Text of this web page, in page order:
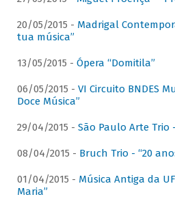
20/05/2015 - Madrigal
tua música”
13/05/2015 - Ópera “Domitila”
06/05/2015 - VI Circuito BNDES
Doce Música”
29/04/2015 - São Paulo Arte Trio
08/04/2015 - Bruch Trio - “20
01/04/2015 - Música Antiga da
Maria”